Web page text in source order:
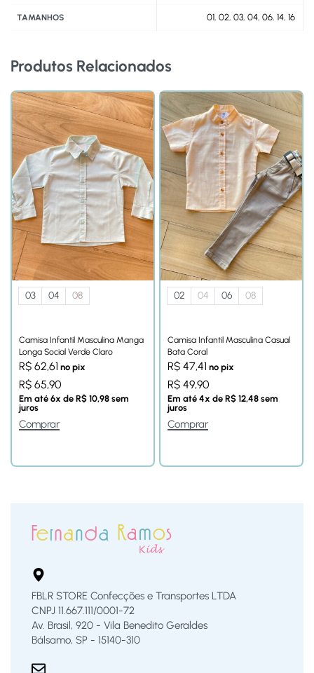
TAMANHOS 01, 02, 03, 04, 06, 14, 16
Produtos Relacionados
03 04 08
Camisa Infantil Masculina Manga
Longa Social Verde Claro
R$ 62,61 no pix
R$ 65,90
Em até 6x de R$ 10,98 sem
juros
Comprar
02 04 06 08
Camisa Infantil Masculina Casual
Bata Coral
R$ 47,41 no pix
R$ 49,90
Em até 4x de R$ 12,48 sem
juros
Comprar
FBLR STORE Confecções e Transportes LTDA
CNPJ 11.667.111/0001-72
Av. Brasil, 920 - Vila Benedito Geraldes
Bálsamo, SP - 15140-310